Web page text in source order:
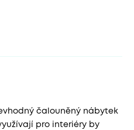
čalouněný nábytek
pro interiéry by